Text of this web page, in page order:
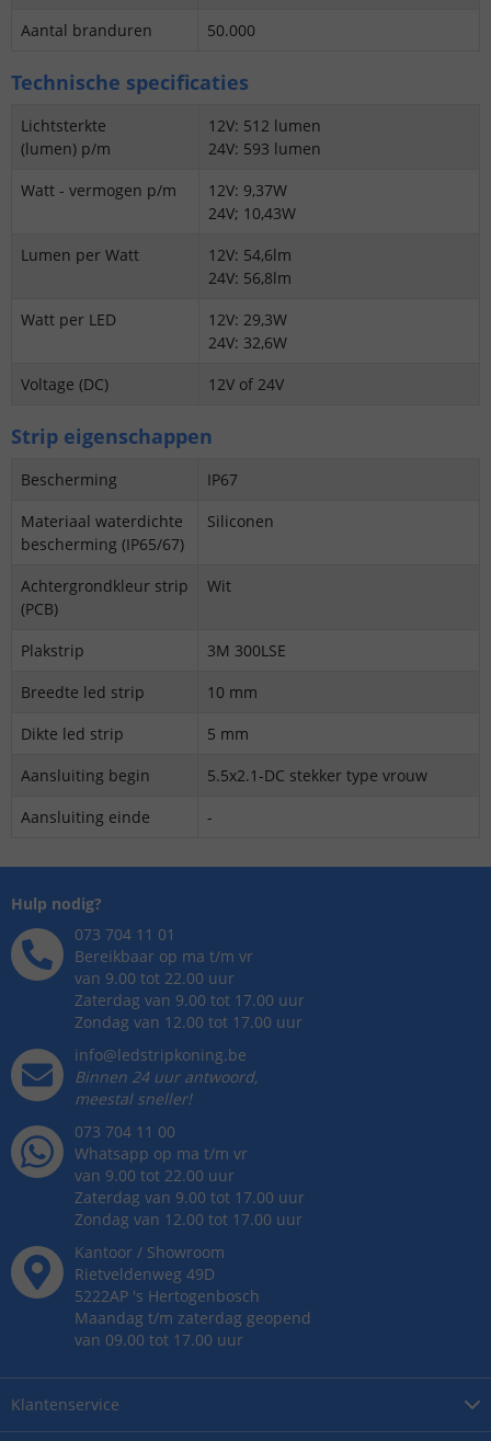
Aantal branduren
50.000
Technische specificaties
Lichtsterkte
(lumen) p/m
12V: 512 lumen
24V: 593 lumen
Watt - vermogen p/m
12V: 9,37W
24V; 10,43W
Lumen per Watt
12V: 54,6lm
24V: 56,8lm
Watt per LED
12V: 29,3W
24V: 32,6W
Voltage (DC)
12V of 24V
Strip eigenschappen
Bescherming
IP67
Materiaal waterdichte
bescherming (IP65/67)
Siliconen
Achtergrondkleur strip
(PCB)
Wit
Plakstrip
3M 300LSE
Breedte led strip
10 mm
Dikte led strip
5 mm
Aansluiting begin
5.5x2.1-DC stekker type vrouw
Aansluiting einde
-
Klantenservice
Hulp nodig?
073 704 11 01
Bereikbaar op ma t/m vr
van 9.00 tot 22.00 uur
Zaterdag van 9.00 tot 17.00 uur
Zondag van 12.00 tot 17.00 uur
info@ledstripkoning.be
Binnen 24 uur antwoord,
meestal sneller!
073 704 11 00
Whatsapp op ma t/m vr
van 9.00 tot 22.00 uur
Zaterdag van 9.00 tot 17.00 uur
Zondag van 12.00 tot 17.00 uur
Kantoor / Showroom
Rietveldenweg 49D
5222AP 's Hertogenbosch
Maandag t/m zaterdag geopend
van 09.00 tot 17.00 uur